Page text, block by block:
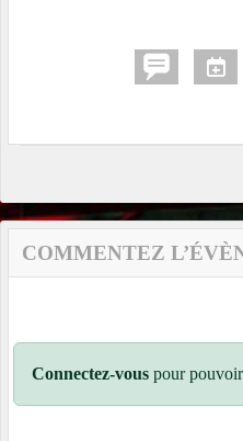
COMMENTEZ
Connectez-vous pour